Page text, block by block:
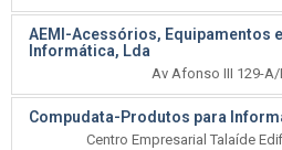
AEMI-Acessórios, Equipamentos
Informática, Lda
Av Afonso III 129-
Compudata-Produtos para
Centro Empresarial Talaíde